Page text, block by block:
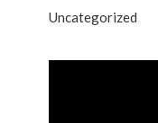
Uncategorized